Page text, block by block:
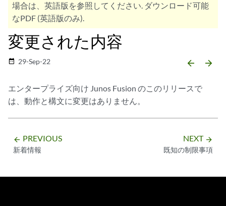
場合は、英語版を参照してください. ダウンロード可能
なPDF (英語版のみ).
変更された内容
date_range 29-Sep-22 arrow_backward arrow_forward
エンタープライズ向け Junos Fusion のこのリリースで
は、動作と構文に変更はありません。
arrow_backward PREVIOUS
新着情報
NEXT arrow_forward
既知の制限事項